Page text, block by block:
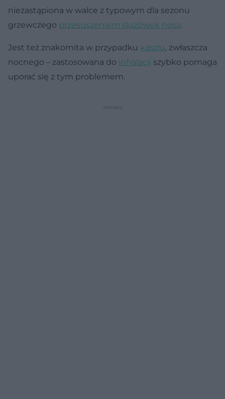
niezastąpiona w walce z typowym dla sezonu
grzewczego przesuszeniem śluzówek nosa.
Jest też znakomita w przypadku kaszlu, zwłaszcza
nocnego – zastosowana do inhalacji szybko pomaga
uporać się z tym problemem.